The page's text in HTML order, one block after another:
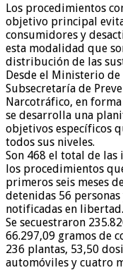
Los procedimientos
objetivo principal
consumidores y
esta modalidad que
distribución de las
Desde el Ministerio
Subsecretaría de
Narcotráfico, en
se desarrolla una
objetivos específicos
todos sus niveles.
Son 468 el total de
los procedimientos
primeros seis meses
detenidas 56
notificadas en libertad.
Se secuestraron
66.297,09 gramos de
236 plantas, 53,50
automóviles y cuatro